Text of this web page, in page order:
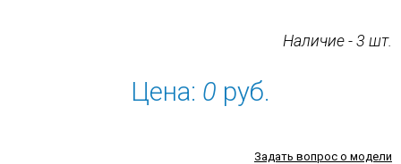
Наличие - 3 шт.
Цена: 0 руб.
Задать вопрос о модели